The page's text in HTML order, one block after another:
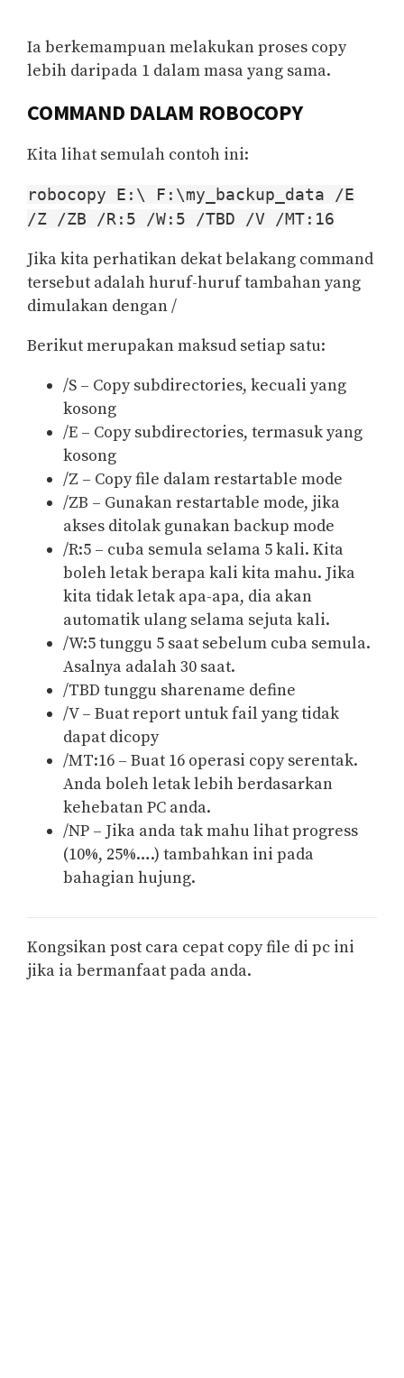
Ia berkemampuan melakukan proses copy
lebih daripada 1 dalam masa yang sama.
COMMAND DALAM ROBOCOPY
Kita lihat semulah contoh ini:
robocopy E:\ F:\my_backup_data /E
/Z /ZB /R:5 /W:5 /TBD /V /MT:16
Jika kita perhatikan dekat belakang command
tersebut adalah huruf-huruf tambahan yang
dimulakan dengan /
Berikut merupakan maksud setiap satu:
/S – Copy subdirectories, kecuali yang
kosong
/E – Copy subdirectories, termasuk yang
kosong
/Z – Copy file dalam restartable mode
/ZB – Gunakan restartable mode, jika
akses ditolak gunakan backup mode
/R:5 – cuba semula selama 5 kali. Kita
boleh letak berapa kali kita mahu. Jika
kita tidak letak apa-apa, dia akan
automatik ulang selama sejuta kali.
/W:5 tunggu 5 saat sebelum cuba semula.
Asalnya adalah 30 saat.
/TBD tunggu sharename define
/V – Buat report untuk fail yang tidak
dapat dicopy
/MT:16 – Buat 16 operasi copy serentak.
Anda boleh letak lebih berdasarkan
kehebatan PC anda.
/NP – Jika anda tak mahu lihat progress
(10%, 25%….) tambahkan ini pada
bahagian hujung.
Kongsikan post cara cepat copy file di pc ini
jika ia bermanfaat pada anda.